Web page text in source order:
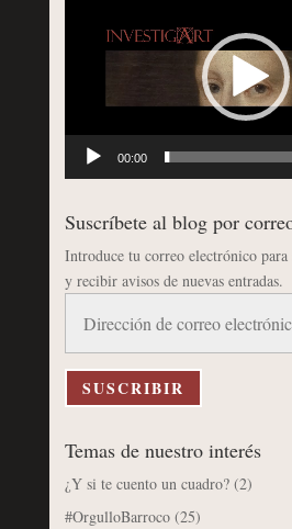
00:00
Suscríbete al blog por
Introduce tu correo electrónico
y recibir avisos de nuevas entradas.
correo
electrónico
SUSCRIBIR
Temas de nuestro interés
¿Y si te cuento un cuadro?(2)
#OrgulloBarroco(25)